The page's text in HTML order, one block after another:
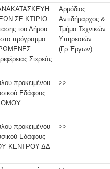
ΣΕ ΚΤΙΡΙΟ
του Δήμου
πρόγραμμα
Στερεάς
Αρμόδιος
Αντιδήμαρχος &
Τμήμα Τεχνικών
Υπηρεσιών
(Γρ.Έργων).
προκειμένου
Εδάφους
>>
προκειμένου
Εδάφους
ΚΕΝΤΡΟΥ ΔΔ
>>